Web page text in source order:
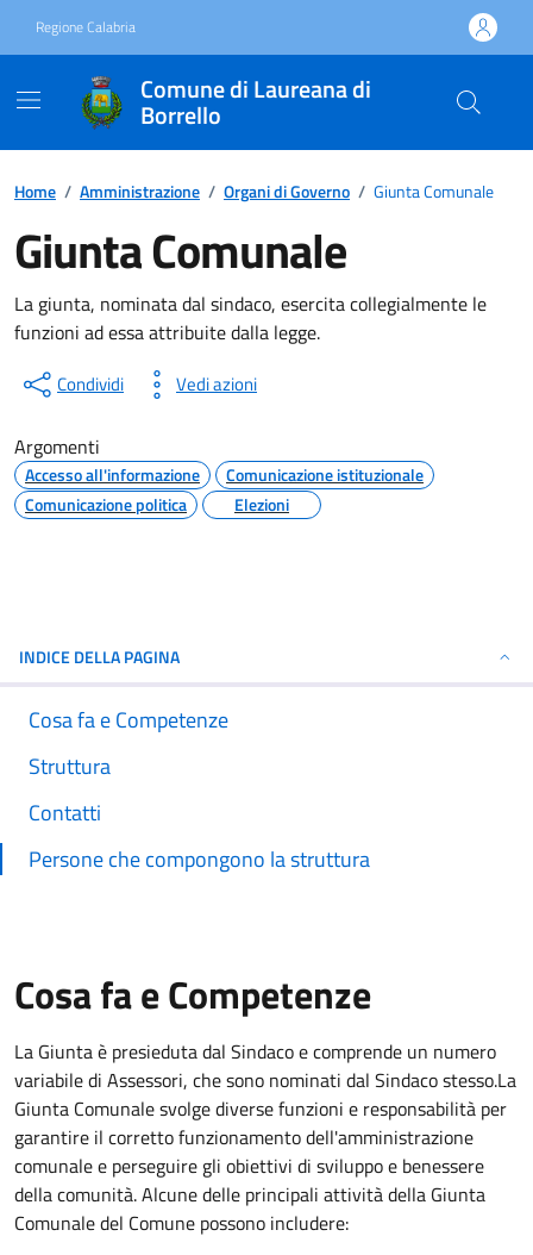
Regione Calabria
Comune di Laureana di
Borrello
Home / Amministrazione / Organi di Governo / Giunta Comunale
Giunta Comunale
La giunta, nominata dal sindaco, esercita collegialmente le
funzioni ad essa attribuite dalla legge.
Condividi Vedi azioni
Argomenti
Accesso all'informazione
Comunicazione istituzionale
Comunicazione politica
Elezioni
INDICE DELLA PAGINA
Cosa fa e Competenze
Struttura
Contatti
Persone che compongono la struttura
Cosa fa e Competenze
La Giunta è presieduta dal Sindaco e comprende un numero
variabile di Assessori, che sono nominati dal Sindaco stesso.La
Giunta Comunale svolge diverse funzioni e responsabilità per
garantire il corretto funzionamento dell'amministrazione
comunale e perseguire gli obiettivi di sviluppo e benessere
della comunità. Alcune delle principali attività della Giunta
Comunale del Comune possono includere: